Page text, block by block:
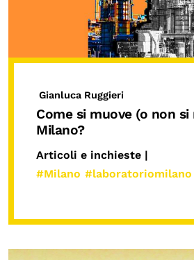
Gianluca Ruggieri
Come si muove (o non si
Milano?
Articoli e inchieste |
#Milano #laboratoriomilano